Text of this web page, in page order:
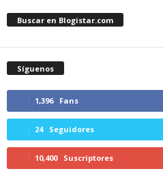
Buscar en Blogistar.com
Síguenos
1,396 Fans
24 Seguidores
10,400 Suscriptores